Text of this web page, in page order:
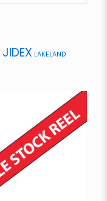
JIDEX LAKELAND